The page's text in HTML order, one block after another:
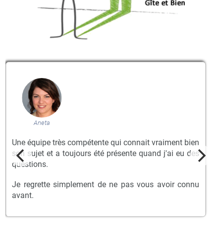
Aneta
Une équipe très compétente qui connait vraiment bien
son sujet et a toujours été présente quand j'ai eu des
questions.
Je regrette simplement de ne pas vous avoir connu
avant.